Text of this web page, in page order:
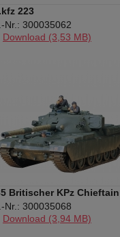
223
Nr.: 300035062
Download (3,53 MB)
Britischer KPz Chieftain
(3)
Nr.: 300035068
Download (3,94 MB)